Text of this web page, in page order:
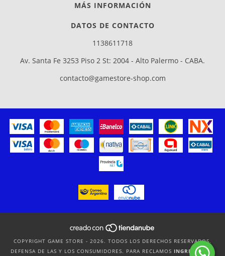
MÁS INFORMACIÓN
DATOS DE CONTACTO
1138611718
Av. Santa Fe 3253 Piso 2 St: 2004 - Alto Palermo - CABA.
contacto@gamestore-shop.com
COPYRIGHT GAME STORE - 2026. TODOS LOS DERECHOS RESERVADOS.
DEFENSA DE LAS Y LOS CONSUMIDORES. PARA RECLAMOS INGRESÁ ACÁ.